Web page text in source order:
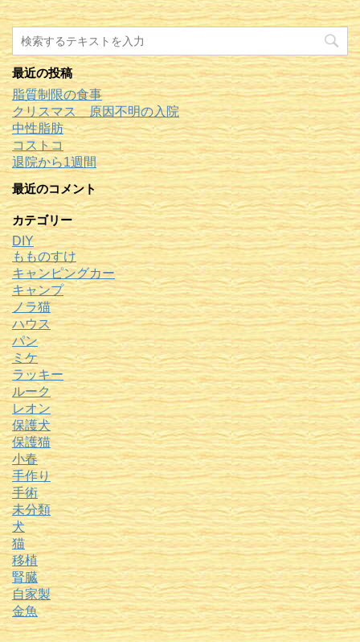
最近の投稿
脂質制限の食事
クリスマス 原因不明の入院
中性脂肪
コストコ
退院から1週間
最近のコメント
カテゴリー
DIY
もものすけ
キャンピングカー
キャンプ
ノラ猫
ハウス
パン
ミケ
ラッキー
ルーク
レオン
保護犬
保護猫
小春
手作り
手術
未分類
犬
猫
移植
腎臓
自家製
金魚